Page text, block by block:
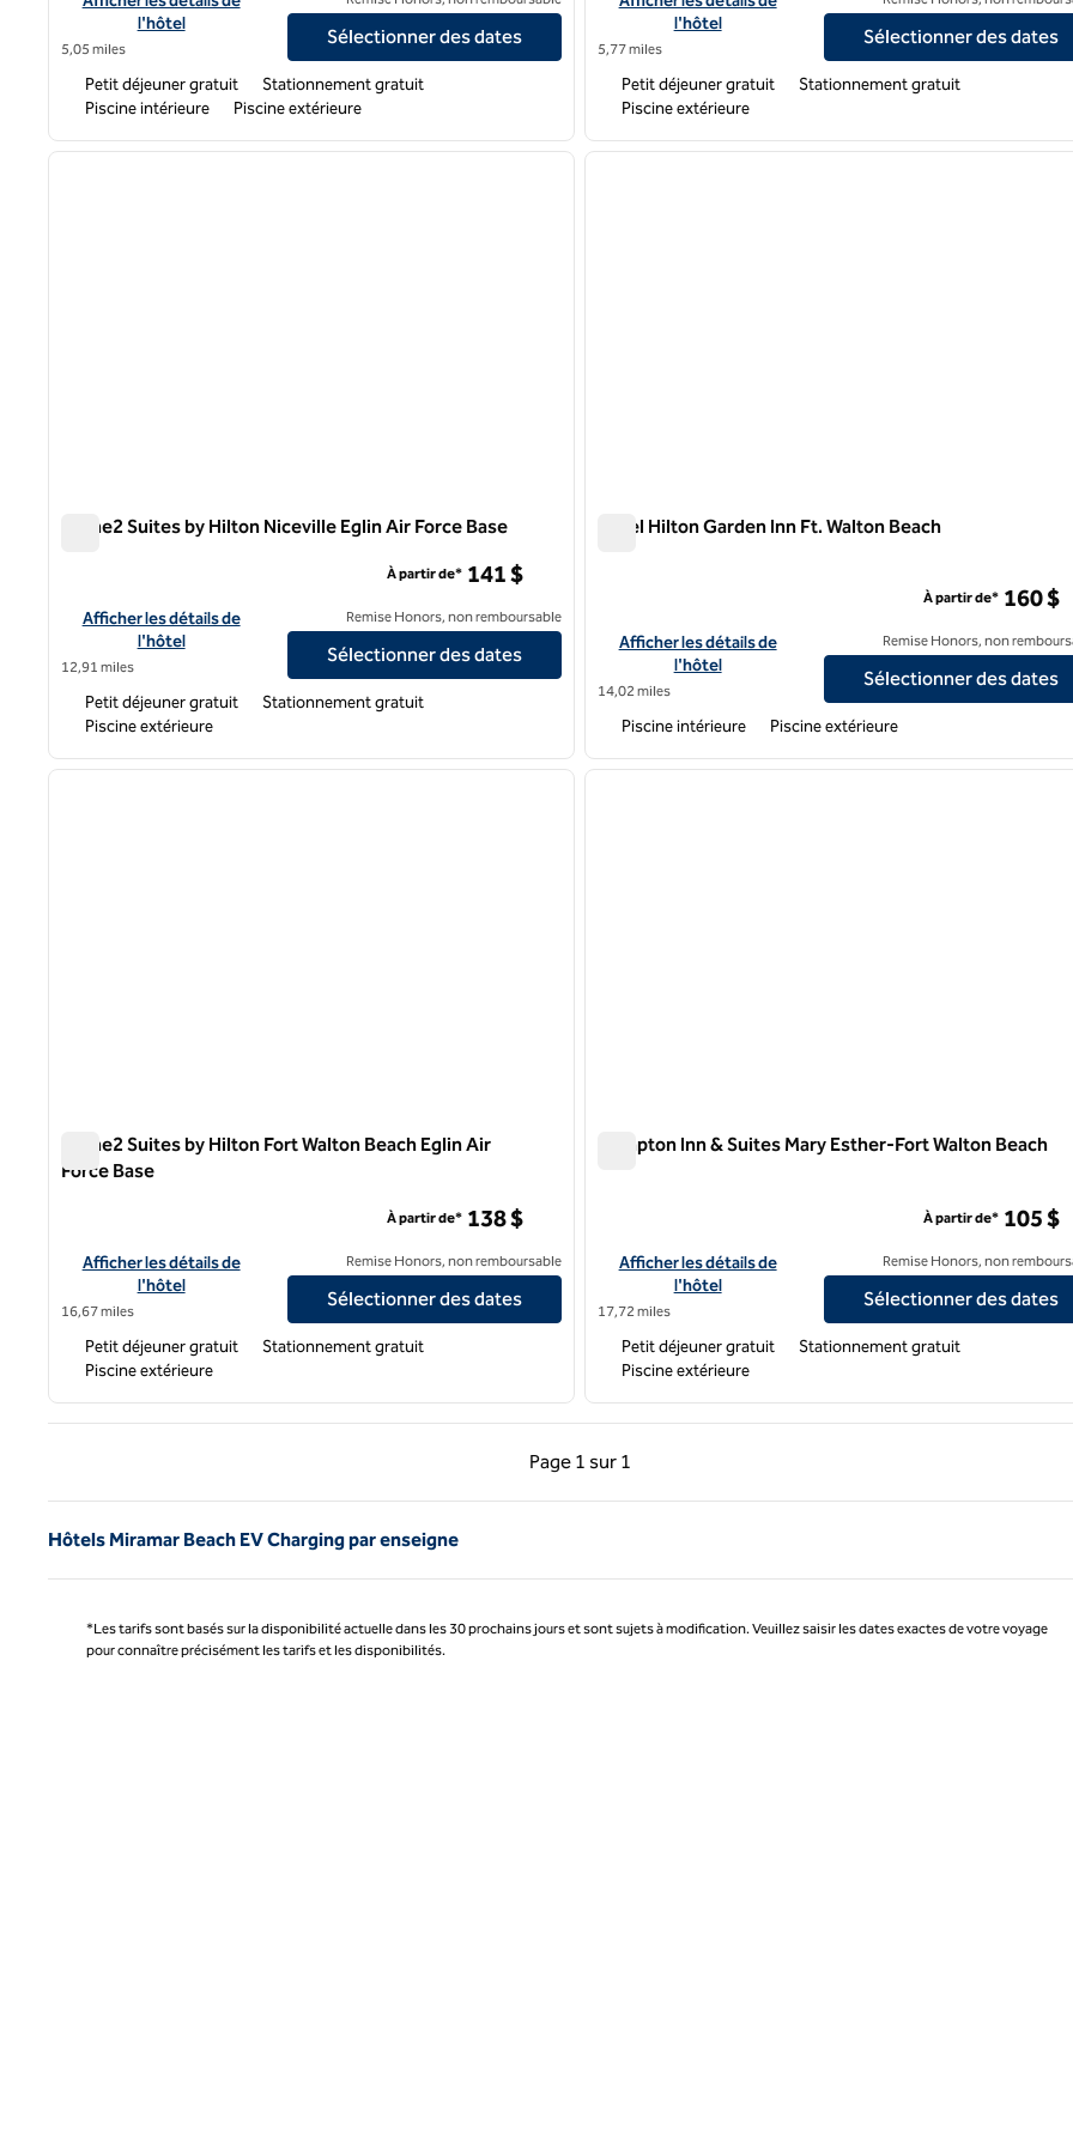
l'hôtel
5,05 miles
Sélectionner des dates
Petit déjeuner gratuit
Stationnement gratuit
Piscine intérieure
Piscine extérieure
l'hôtel
5,77 miles
Sélectionner des dates
Petit déjeuner gratuit
Stationnement gratuit
Piscine extérieure
1 sur 12
image suivante
Home2 Suites by Hilton Niceville Eglin Air Force Base
Afficher les détails de l'hôtel Home2 Suites by Hilton Niceville Eglin Air Force Base
Afficher les détails de
l'hôtel
12,91 miles
À partir de* 141 $
Remise Honors, non remboursable
Sélectionner des dates
Petit déjeuner gratuit
Stationnement gratuit
Piscine extérieure
1 sur 12
Hôtel Hilton Garden Inn Ft. Walton Beach
Afficher les détails de l'hôtel Hilton Garden Inn Ft. Walton
Afficher les détails de
l'hôtel
14,02 miles
À partir de* 160 $
Remise Honors, non
Sélectionner des dates
Piscine intérieure Piscine extérieure
1 sur 12
image suivante
Home2 Suites by Hilton Fort Walton Beach Eglin Air
Force Base
Afficher les détails de l'hôtel Home2 Suites by Hilton Fort Walton Beach Eglin Air Force Base
Afficher les détails de
l'hôtel
16,67 miles
À partir de* 138 $
Remise Honors, non remboursable
Sélectionner des dates
Petit déjeuner gratuit
Stationnement gratuit
Piscine extérieure
1 sur 12
Hampton Inn & Suites Mary Esther-Fort Walton Beach
Afficher les détails de l'hôtel Hampton Inn & Suites Mary
Afficher les détails de
l'hôtel
17,72 miles
À partir de* 105 $
Remise Honors, non
Sélectionner des dates
Petit déjeuner gratuit
Stationnement gratuit
Piscine extérieure
Page 1 sur 1
Page précédente, 1 sur 1
Page 1 sur 1
Hôtels Miramar Beach EV Charging par enseigne
*Les tarifs sont basés sur la disponibilité actuelle dans les 30 prochains jours et sont sujets à modification. Veuillez saisir les dates exactes de votre voyage
pour connaître précisément les tarifs et les disponibilités.